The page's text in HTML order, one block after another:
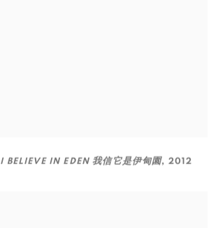
I BELIEVE IN EDEN 我信它是伊甸園, 2012